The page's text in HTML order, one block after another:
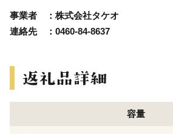
事業者 ：株式会社タケオ
連絡先 ：0460-84-8637
容量